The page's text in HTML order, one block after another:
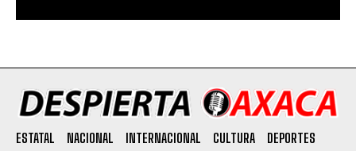
ESTATAL NACIONAL INTERNACIONAL CULTURA
DEPORTES